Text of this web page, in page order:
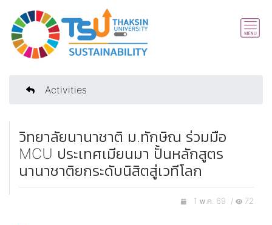
Activities
วิทยาลัยนานาชาติ ม.ทักษิณ ร่วมมือ
MCU ประเทศเมียนมา ปั้นหลักสูตร
นานาชาติยกระดับนิสิตสู่เวทีโลก
1 พ.ค. 69 / 72